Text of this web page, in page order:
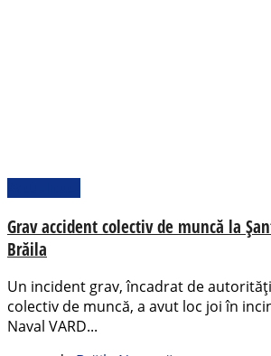
Grav accident colectiv de muncă la
Brăila
Un incident grav, încadrat de
colectiv de muncă, a avut loc joi în
Naval VARD...